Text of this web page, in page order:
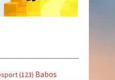
(123) Babos